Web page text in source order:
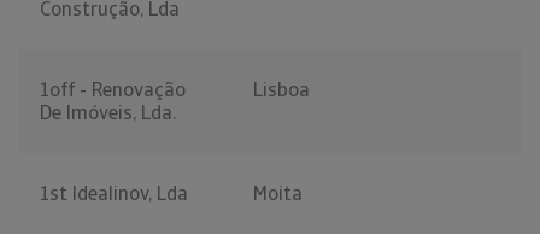
Construção, Lda
1off - Renovação
De Imóveis, Lda.
Lisboa
1st Idealinov, Lda Moita